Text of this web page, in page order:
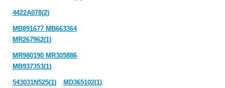
4422A078(2)
MB891677 MB663364
MR267962(1)
MR980190 MR305886
MB937353(1)
543031N525(1) MD365102(1)